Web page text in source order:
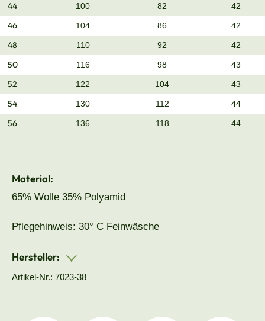
44 100 82 42
46 104 86 42
48 110 92 42
50 116 98 43
52 122 104 43
54 130 112 44
56 136 118 44
Material:
65% Wolle 35% Polyamid
Pflegehinweis: 30° C Feinwäsche
Hersteller:
Artikel-Nr.: 7023-38